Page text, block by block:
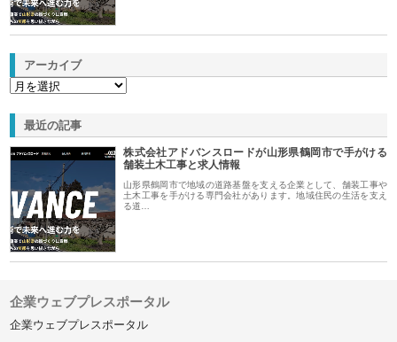
アーカイブ
最近の記事
株式会社アドバンスロードが山形県鶴岡市で手がける
舗装土木工事と求人情報
山形県鶴岡市で地域の道路基盤を支える企業として、舗装工事や
土木工事を手がける専門会社があります。地域住民の生活を支え
る道…
企業ウェブプレスポータル
企業ウェブプレスポータル